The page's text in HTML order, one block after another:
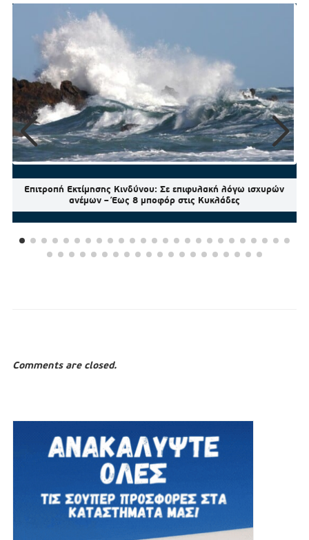
Επιτροπή Εκτίμησης Κινδύνου: Σε επιφυλακή λόγω ισχυρών
ανέμων – Έως 8 μποφόρ στις Κυκλάδες
Comments are closed.